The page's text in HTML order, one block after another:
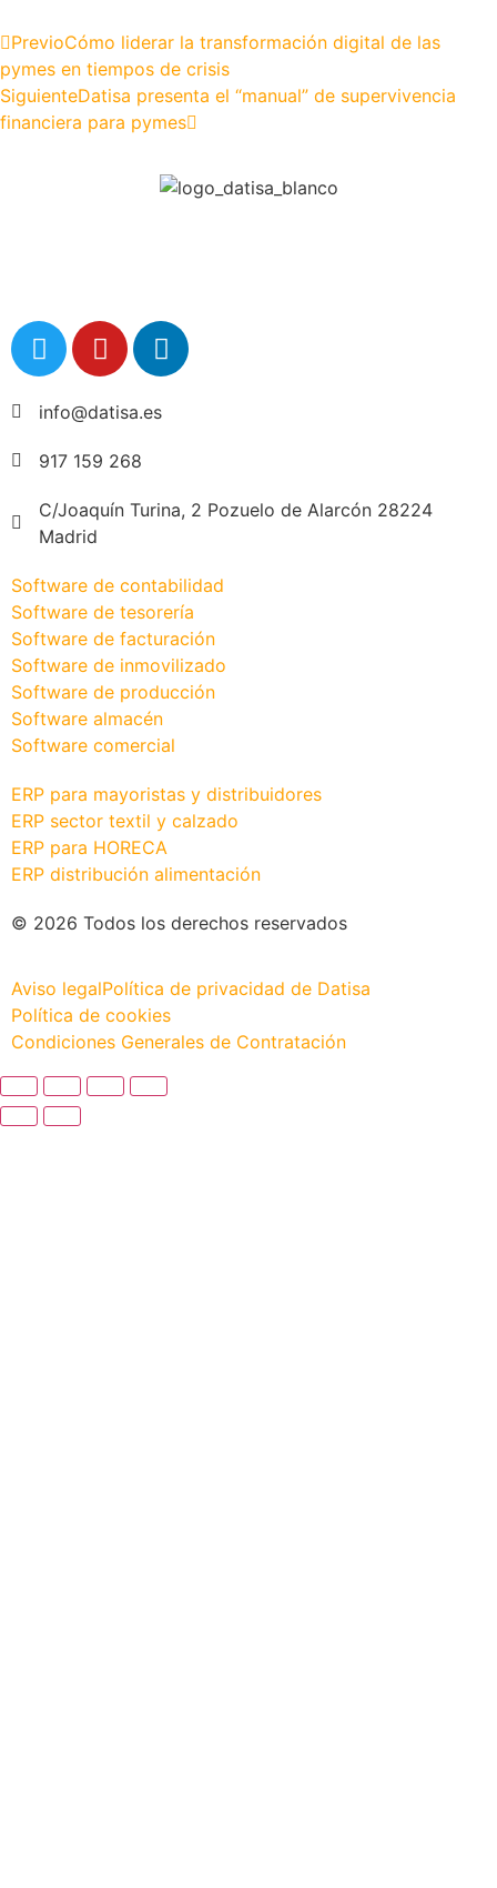
PrevioCómo liderar la transformación digital de las
pymes en tiempos de crisis
SiguienteDatisa presenta el “manual” de supervivencia
financiera para pymes
info@datisa.es
917 159 268
C/Joaquín Turina, 2 Pozuelo de Alarcón 28224
Madrid
Software de contabilidad
Software de tesorería
Software de facturación
Software de inmovilizado
Software de producción
Software almacén
Software comercial
ERP para mayoristas y distribuidores
ERP sector textil y calzado
ERP para HORECA
ERP distribución alimentación
© 2026 Todos los derechos reservados
Aviso legalPolítica de privacidad de Datisa
Política de cookies
Condiciones Generales de Contratación